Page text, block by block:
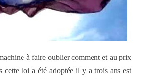
à faire oublier comment et au prix
cette loi a été adoptée il y a trois ans est